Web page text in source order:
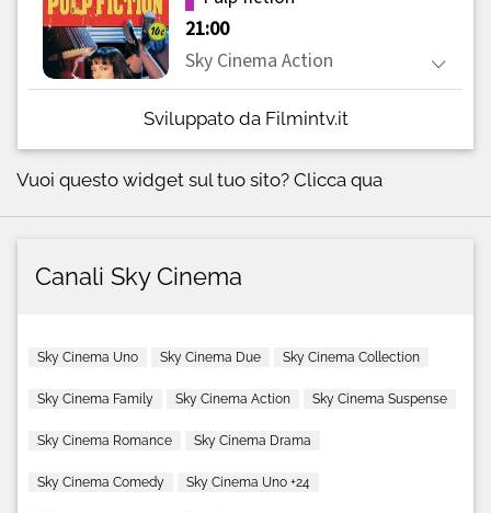
Sviluppato da Filmintv.it
Vuoi questo widget sul tuo sito? Clicca qua
Canali Sky Cinema
Sky Cinema Uno Sky Cinema Due Sky Cinema Collection
Sky Cinema Family Sky Cinema Action Sky Cinema Suspense
Sky Cinema Romance Sky Cinema Drama
Sky Cinema Comedy Sky Cinema Uno +24